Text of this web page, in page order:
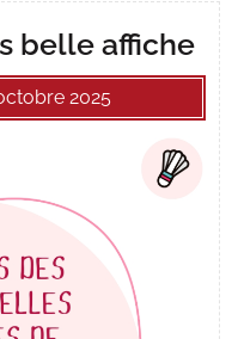
belle affiche
2025